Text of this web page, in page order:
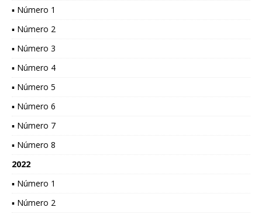
▪ Número 1
▪ Número 2
▪ Número 3
▪ Número 4
▪ Número 5
▪ Número 6
▪ Número 7
▪ Número 8
2022
▪ Número 1
▪ Número 2